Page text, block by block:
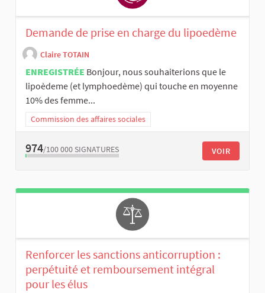
Demande de prise en charge du lipoedème
Claire TOTAIN
ENREGISTRÉE Bonjour, nous souhaiterions que le
lipoèdeme (et lymphoedème) qui touche en moyenne
10% des femme...
Commission des affaires sociales
974/100 000 SIGNATURES VOIR
Renforcer les sanctions anticorruption :
perpétuité et remboursement intégral
pour les élus